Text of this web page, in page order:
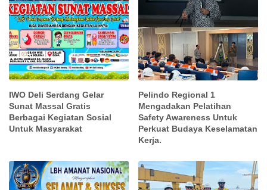
IWO Deli Serdang Gelar
Sunat Massal Gratis
Berbagai Kegiatan Sosial
Untuk Masyarakat
Pelindo Regional 1
Mengadakan Pelatihan
Safety Awareness Untuk
Perkuat Budaya Keselamatan
Kerja.